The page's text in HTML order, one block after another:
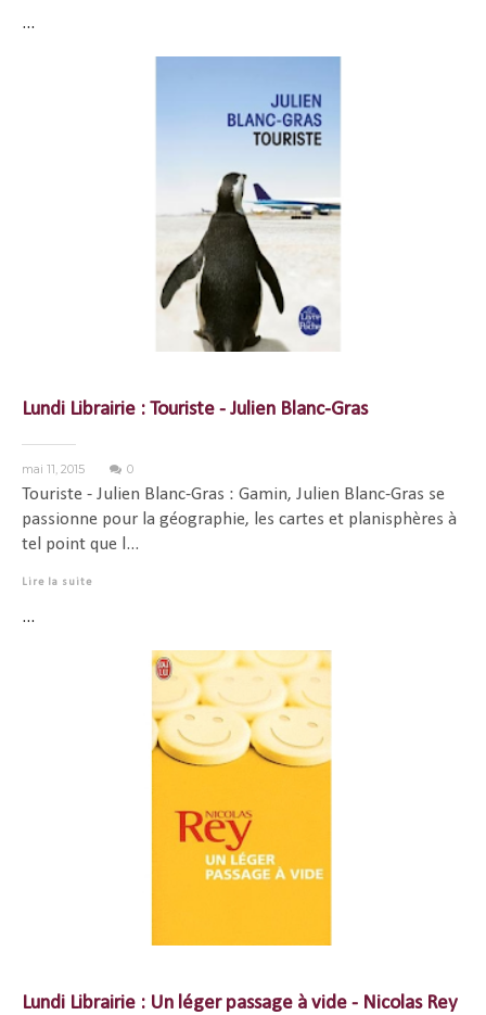
...
Lundi Librairie : Touriste - Julien Blanc-Gras
mai 11, 2015 0
Touriste - Julien Blanc-Gras : Gamin, Julien Blanc-Gras se
passionne pour la géographie, les cartes et planisphères à
tel point que l...
Lire la suite
...
Lundi Librairie : Un léger passage à vide - Nicolas Rey